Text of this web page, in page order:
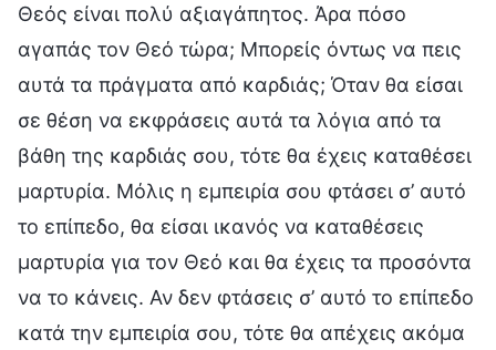
Θεός είναι πολύ αξιαγάπητος. Άρα πόσο
αγαπάς τον Θεό τώρα; Μπορείς όντως να πεις
αυτά τα πράγματα από καρδιάς; Όταν θα είσαι
σε θέση να εκφράσεις αυτά τα λόγια από τα
βάθη της καρδιάς σου, τότε θα έχεις καταθέσει
μαρτυρία. Μόλις η εμπειρία σου φτάσει σ’ αυτό
το επίπεδο, θα είσαι ικανός να καταθέσεις
μαρτυρία για τον Θεό και θα έχεις τα προσόντα
να το κάνεις. Αν δεν φτάσεις σ’ αυτό το επίπεδο
κατά την εμπειρία σου, τότε θα απέχεις ακόμα